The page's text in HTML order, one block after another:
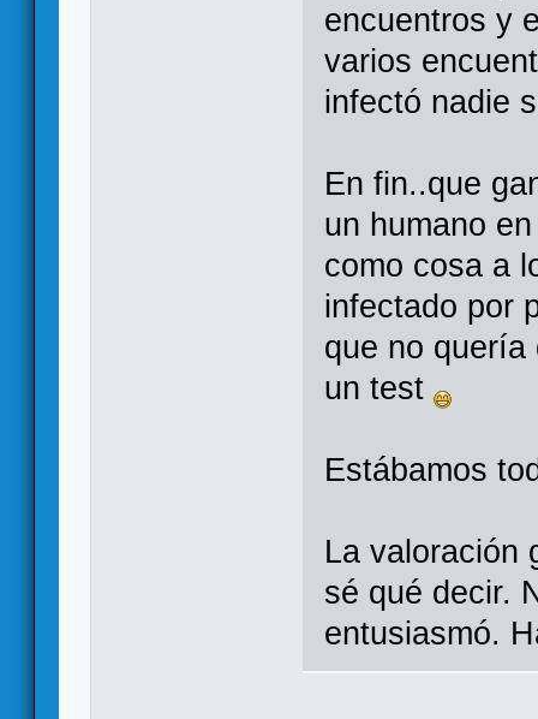
encuentros y
varios
infectó nadie
En fin..que
un humano
como cosa a
infectado por
que no quería
un test
Estábamos
La valoración
sé qué decir.
entusiasmó.